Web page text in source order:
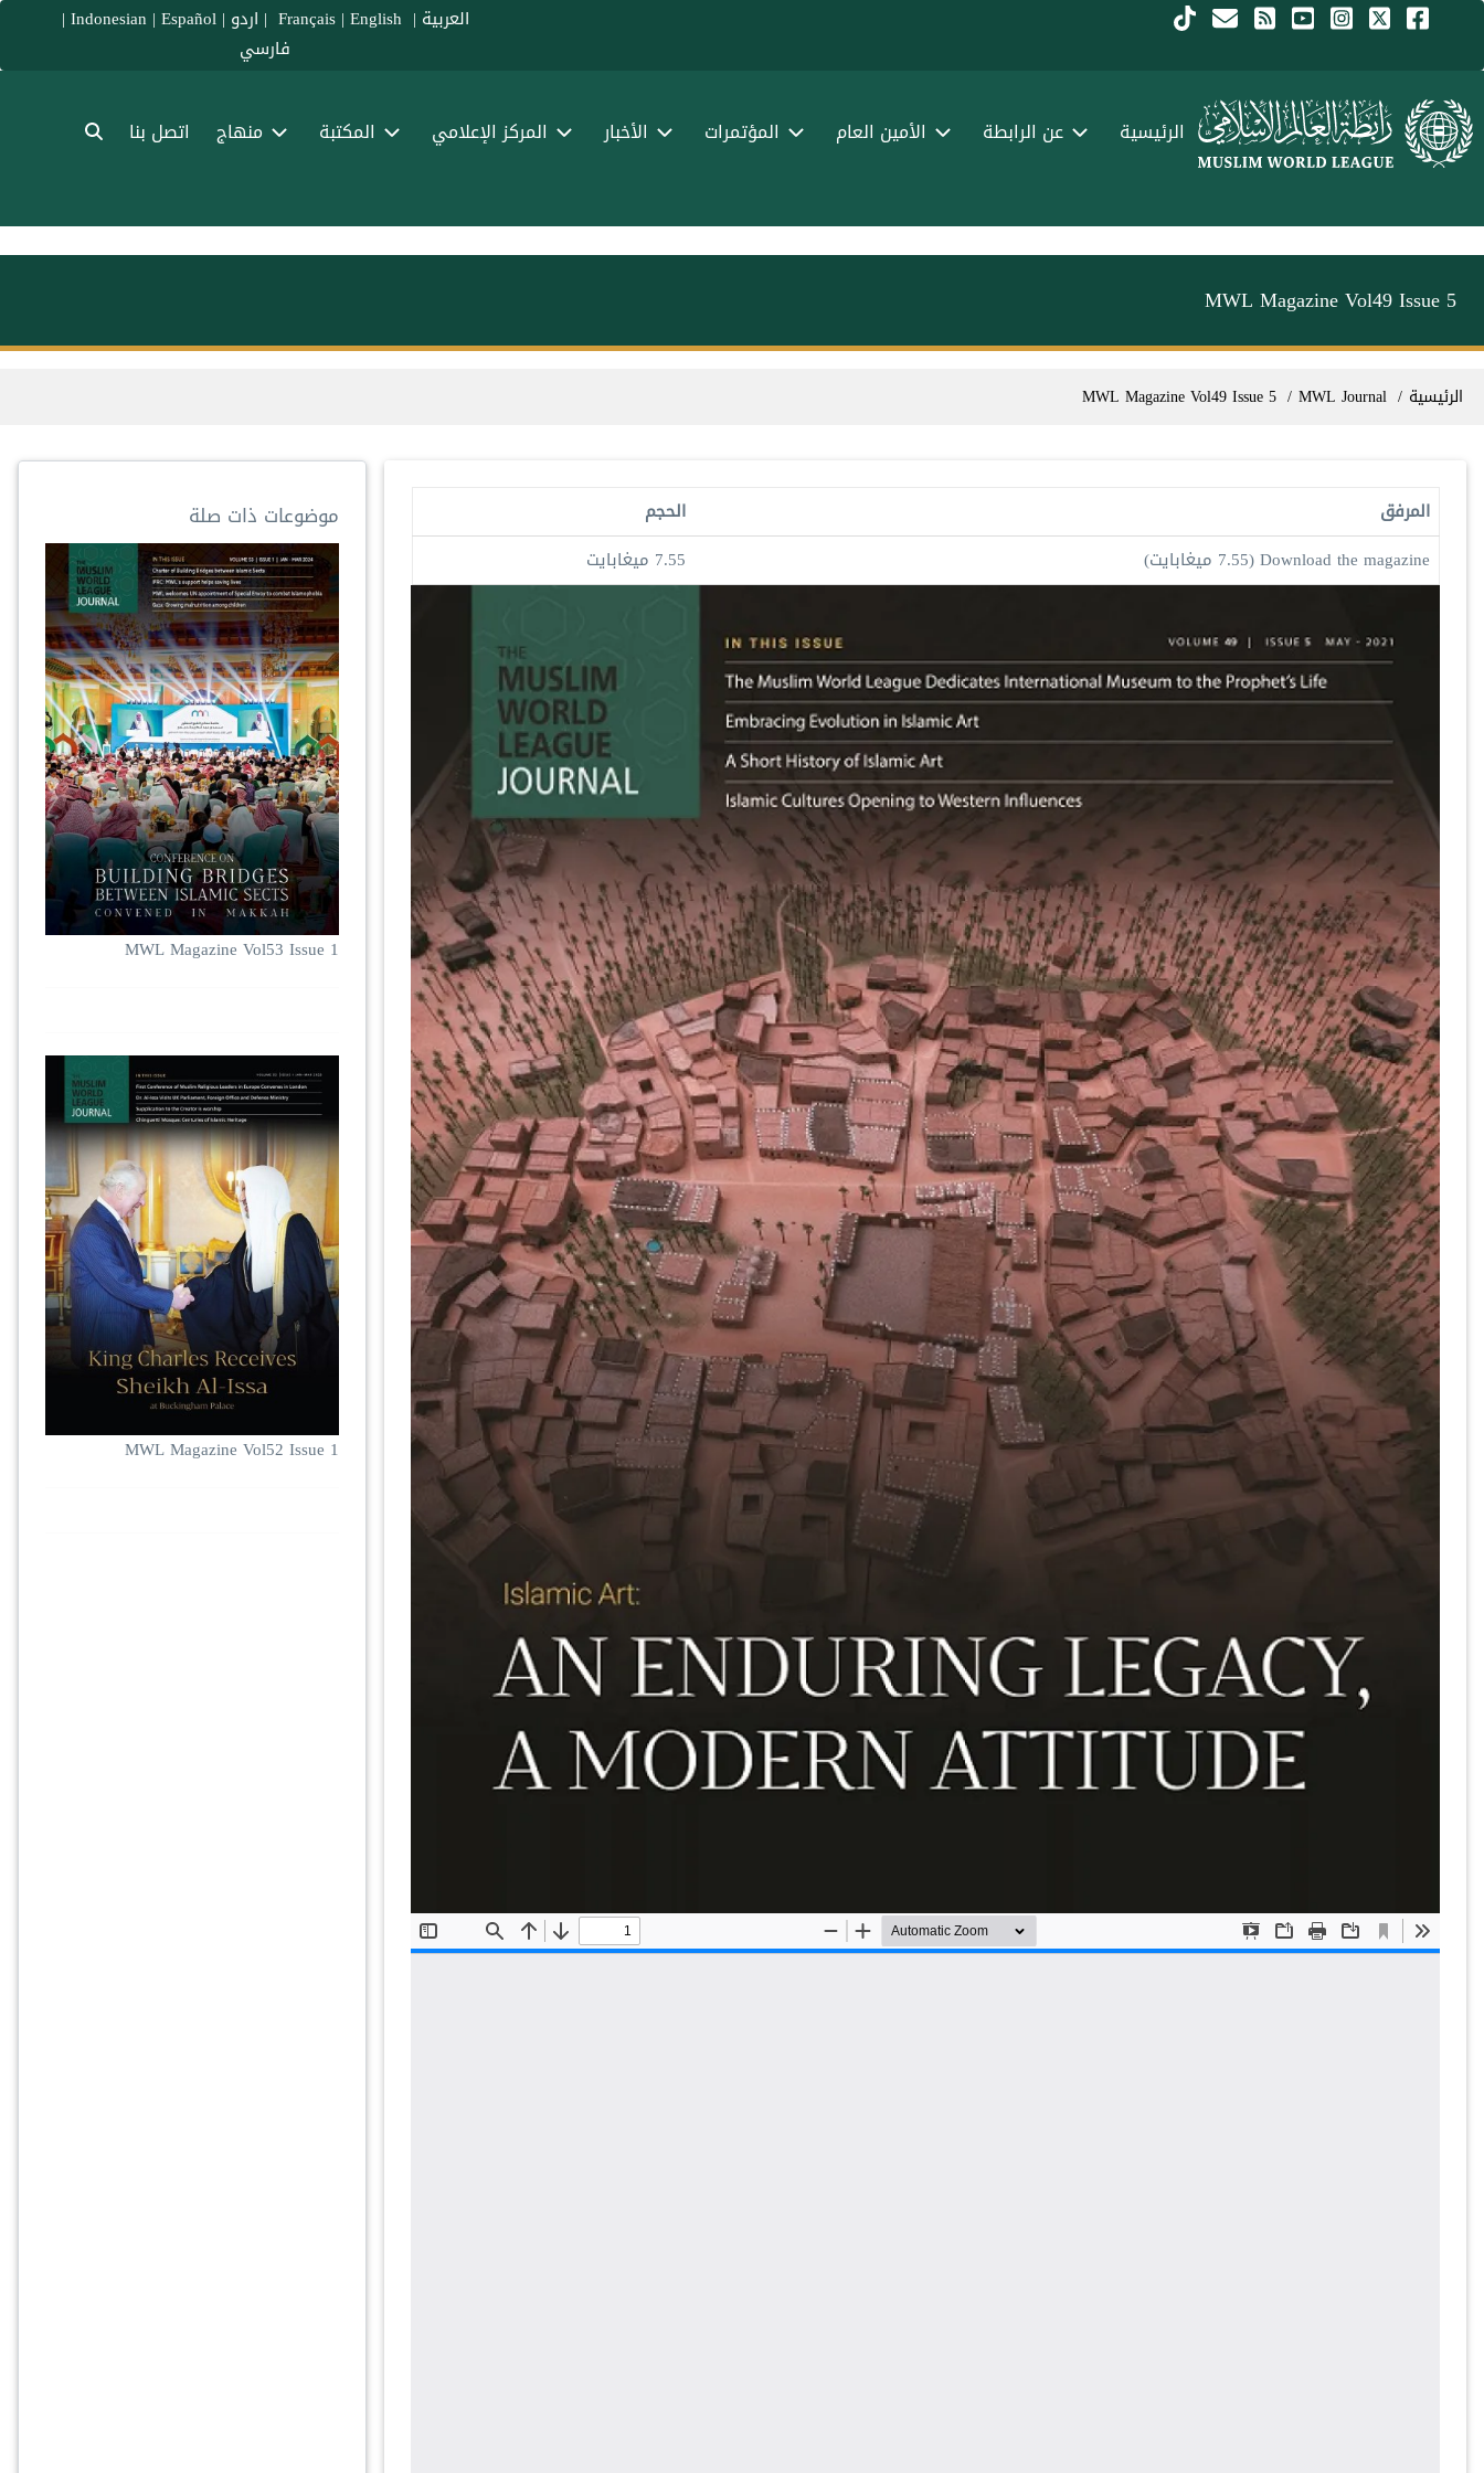
تجاوز إلى المحتوى الرئيسي العربية |
Français
| English
| اردو |
Indonesian | Español
|
فارسي
Menu Arabic الرئيسية عن الرابطة الأمين العام المؤتمرات الأخبار المركز الإعلامي المكتبة منهاج اتصل بنا
MWL Magazine Vol49 Issue 5
مسار التنقل
الرئيسية MWL Magazine Vol49 Issue 5
المرفق
الحجم
Download the magazine(7.55 ميغابايت) 7.55 ميغابايت
موضوعات ذات صلة
MWL Magazine Vol53 Issue 1
MWL Magazine Vol52 Issue 1